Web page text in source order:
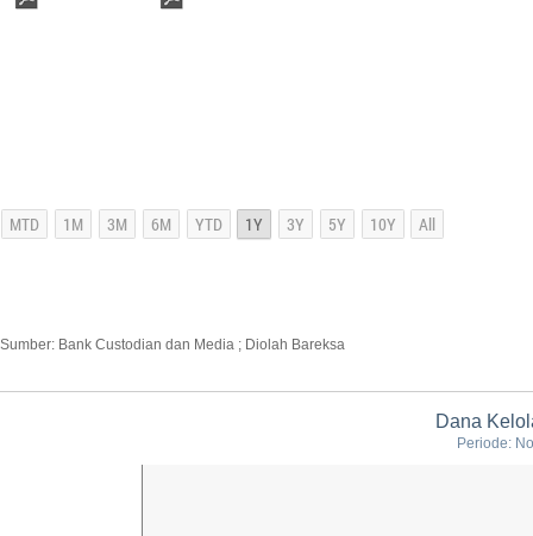
Sumber: Bank Custodian dan Media ; Diolah Bareksa
Dana
Periode: